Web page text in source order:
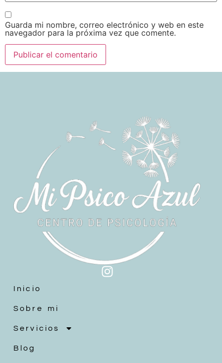
Guarda mi nombre, correo electrónico y web en este
navegador para la próxima vez que comente.
Inicio
Sobre mi
Servicios
Blog